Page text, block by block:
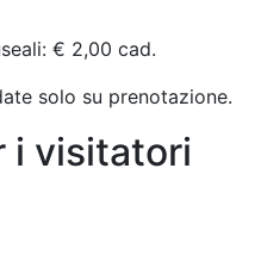
€ 2,00 cad.
solo su prenotazione.
i visitatori